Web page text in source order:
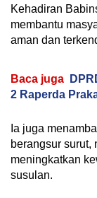
Kehadiran
membantu
aman dan
Baca juga
2 Raperda
Ia juga
berangsur surut,
meningkatkan
susulan.